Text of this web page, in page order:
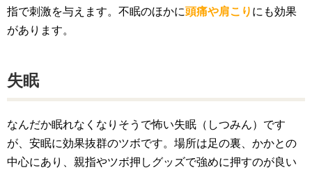
指で刺激を与えます。不眠のほかに頭痛や肩こり にも効果
があります。
失眠
なんだか眠れなくなりそうで怖い失眠（しつみん）です
が、安眠に効果抜群のツボです。場所は足の裏、かかとの
中心にあり、親指やツボ押しグッズで強めに押すのが良い